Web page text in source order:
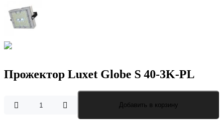
Прожектор Luxet Globe S 40-3K-PL
Количество
Добавить в корзину